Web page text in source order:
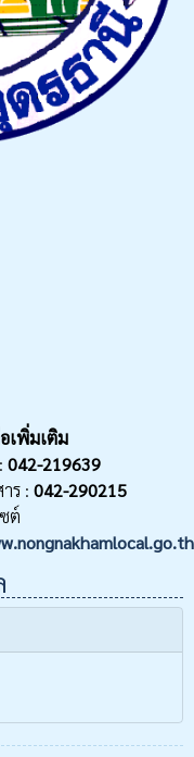
เพิ่มเติม
042-219639
ร : 042-290215
ต์